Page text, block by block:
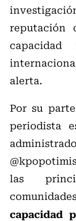
reputación
alerta.
Por su
periodista
las
capacidad